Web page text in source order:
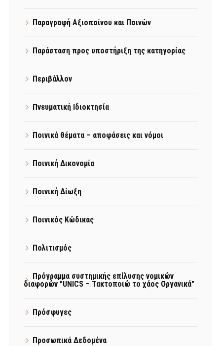
Παραγραφή Αξιοποίνου και Ποινών
Παράσταση προς υποστήριξη της κατηγορίας
Περιβάλλον
Πνευματική Ιδιοκτησία
Ποινικά θέματα – αποφάσεις και νόμοι
Ποινική Δικονομία
Ποινική Δίωξη
Ποινικός Κώδικας
Πολιτισμός
Πρόγραμμα συστημικής επίλυσης νομικών
διαφορών "UNICS – Τακτοποιώ το χάος Οργανικά"
Πρόσφυγες
Προσωπικά Δεδομένα